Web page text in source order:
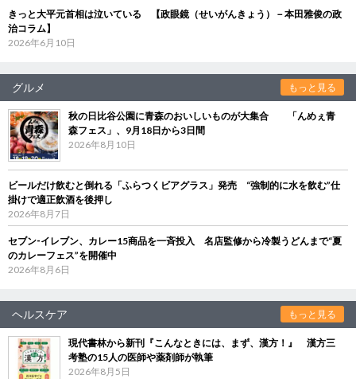
きっと大平元首相は泣いている 【政眼鏡（せいがんきょう）－本田雅俊の政
治コラム】
2026年6月10日
グルメ もっと見る
秋の日比谷公園に青森のおいしいものが大集合 「んめぇ青
森フェス」、9月18日から3日間
2026年8月10日
ビールだけ飲むと倒れる「ふらつくビアグラス」発売 “強制的に水を飲む”仕
掛けで適正飲酒を後押し
2026年8月7日
セブン‐イレブン、カレー15商品を一斉投入 名店監修から冷製うどんまで“夏
のカレーフェス”を開催中
2026年8月6日
ヘルスケア もっと見る
現代書林から新刊『こんなときには、まず、漢方！』 漢方三
考塾の15人の医師や薬剤師が執筆
2026年8月5日